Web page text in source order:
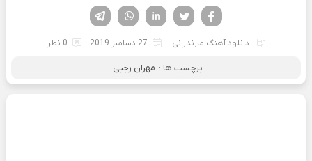
لینکدین تویتر
فیسوک
دانلود آهنگ مازندرانی 27 دسامبر 2019 0 نظر
برچسب ها : مهران رجبی